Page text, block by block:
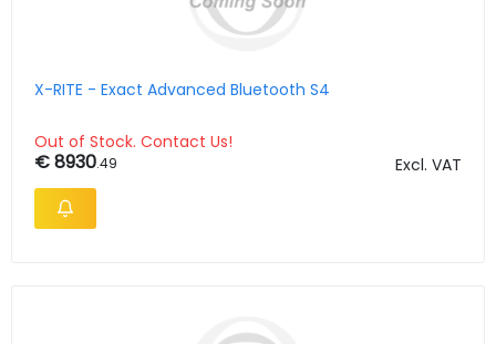
X-RITE - Exact Advanced Bluetooth S4
Out of Stock. Contact Us!
€ 8930.49 Excl. VAT